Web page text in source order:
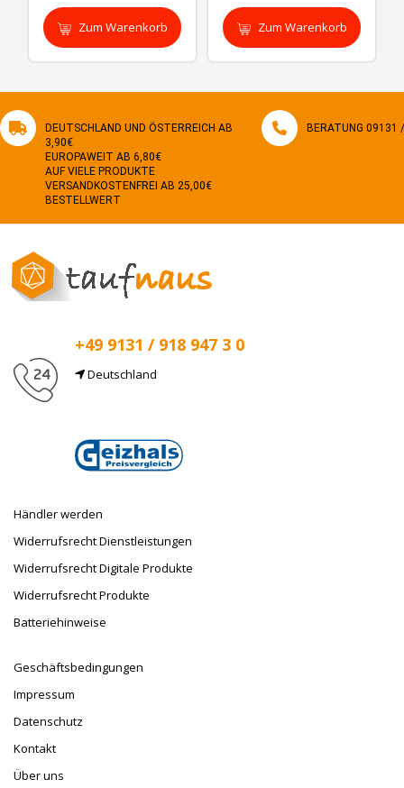
Zum Warenkorb Zum Warenkorb
DEUTSCHLAND UND ÖSTERREICH AB
3,90€
EUROPAWEIT AB 6,80€
AUF VIELE PRODUKTE
VERSANDKOSTENFREI AB 25,00€
BESTELLWERT
BERATUNG 09131
+49 9131 / 918 947 3 0
Deutschland
Händler werden
Widerrufsrecht Dienstleistungen
Widerrufsrecht Digitale Produkte
Widerrufsrecht Produkte
Batteriehinweise
Geschäftsbedingungen
Impressum
Datenschutz
Kontakt
Über uns